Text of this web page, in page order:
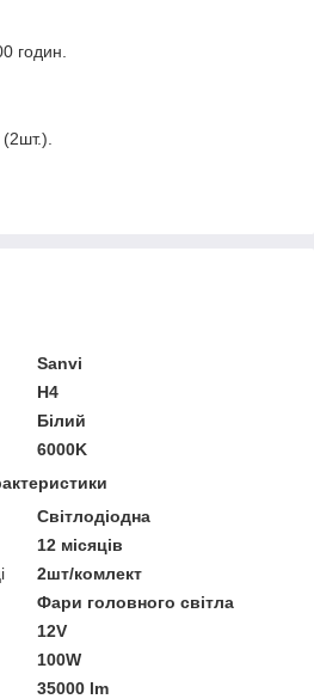
годин.
Sanvi
H4
Білий
6000K
Світлодіодна
12 місяців
2шт/комлект
Фари головного світла
12V
100W
35000 lm